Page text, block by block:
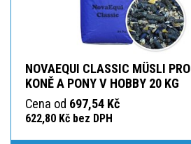
NOVAEQUI CLASSIC MÜSLI PRO
KONĚ A PONY V HOBBY 20 KG
Cena od 697,54 Kč
622,80 Kč bez DPH